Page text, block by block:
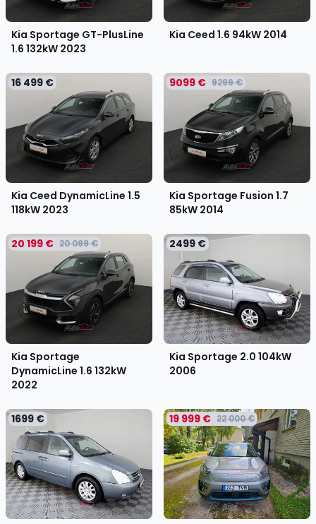
Kia Sportage GT-PlusLine
1.6 132kW 2023
Kia Ceed 1.6 94kW 2014
16 499 €
Kia Ceed DynamicLine 1.5
118kW 2023
9099 € 9299 €
Kia Sportage Fusion 1.7
85kW 2014
20 199 € 20 099 €
Kia Sportage
DynamicLine 1.6 132kW
2022
2499 €
Kia Sportage 2.0 104kW
2006
1699 € 19 999 € 22 000 €